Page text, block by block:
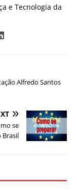
e Tecnologia da
Alfredo Santos
se
Brasil